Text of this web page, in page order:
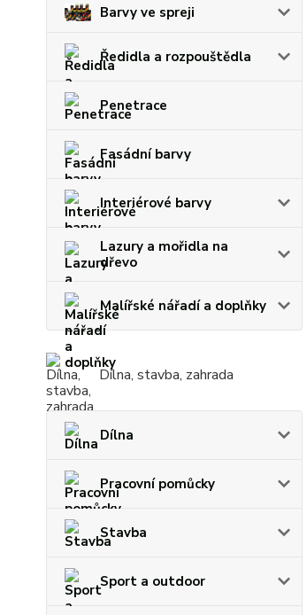
Barvy ve spreji
Ředidla a rozpouštědla
Penetrace
Fasádní barvy
Interiérové barvy
Lazury a mořidla na
dřevo
Malířské nářadí a doplňky
Dílna, stavba, zahrada
Dílna
Pracovní pomůcky
Stavba
Sport a outdoor